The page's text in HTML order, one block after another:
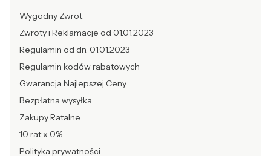
Wygodny Zwrot
Zwroty i Reklamacje od 01.01.2023
Regulamin od dn. 01.01.2023
Regulamin kodów rabatowych
Gwarancja Najlepszej Ceny
Bezpłatna wysyłka
Zakupy Ratalne
10 rat x 0%
Polityka prywatności